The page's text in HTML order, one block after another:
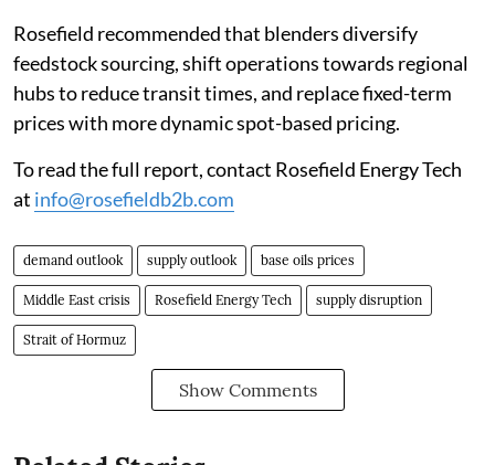
Rosefield recommended that blenders diversify
feedstock sourcing, shift operations towards regional
hubs to reduce transit times, and replace fixed-term
prices with more dynamic spot-based pricing.
To read the full report, contact Rosefield Energy Tech
at info@rosefieldb2b.com
demand outlook supply outlook base oils prices
Middle East crisis Rosefield Energy Tech supply disruption
Strait of Hormuz
Show Comments